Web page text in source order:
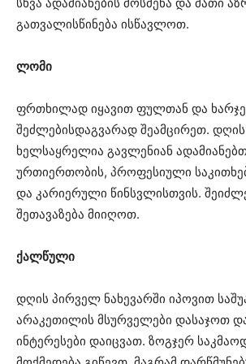
სხვა ადამიანების მოსმენა და მათი
გათვალისწინება ისწავლოთ.
ლომი
ფრთხილად იყავით ფულთან და
შეძლებისდაგვარად შეამცირეთ.
ხელსაყრელია გავლენიან
ურთიერთობის, პროფესიული
და კარიერული წინსვლისთვის.
შეთავაზება მიიღოთ.
ქალწული
დღის პირველ ნახევარში იპოვით
არაკეთილის მსურველები დასაჯოთ
ინტერესები დაიცვათ. ზოგჯერ